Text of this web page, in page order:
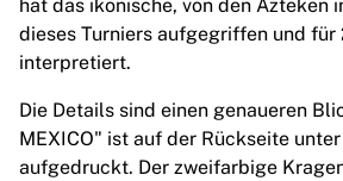
Portland Trail Blazers
LA Clippers
Top European Teams
Beşiktaş Gain
Fenerbahçe Basketball
hat das ikonische, von den Azteken
dieses Turniers aufgegriffen und für
interpretiert.
Die Details sind einen genaueren
MEXICO" ist auf der Rückseite
aufgedruckt. Der zweifarbige